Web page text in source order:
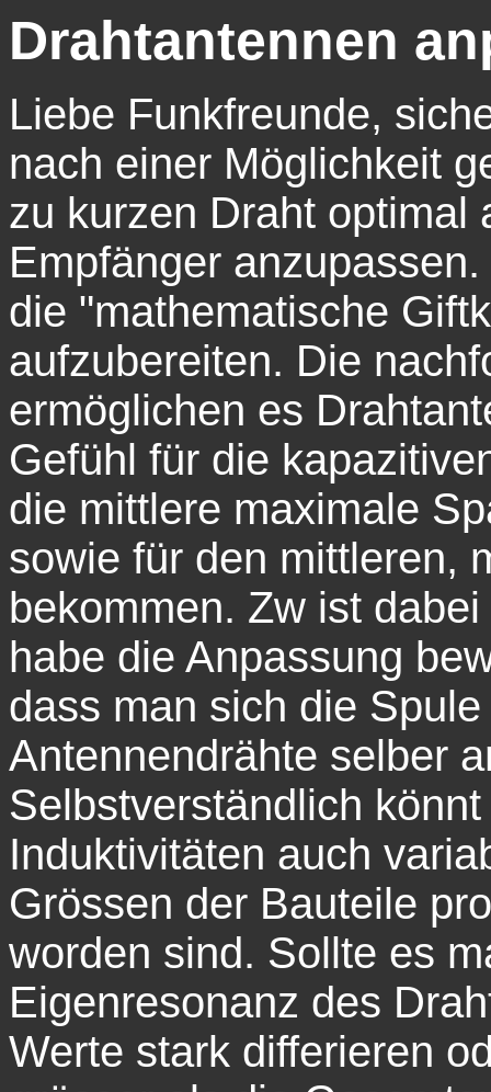
Drahtantennen
Liebe Funkfreunde,
nach einer Möglichkeit
zu kurzen Draht optimal
Empfänger
die "mathematische
aufzubereiten. Die
ermöglichen es
Gefühl für die
die mittlere maximale
sowie für den mittleren,
bekommen. Zw ist
habe die Anpassung
dass man sich die
Antennendrähte selber
Selbstverständlich
Induktivitäten auch
Grössen der Bauteile
worden sind. Sollte es
Eigenresonanz des
Werte stark differieren